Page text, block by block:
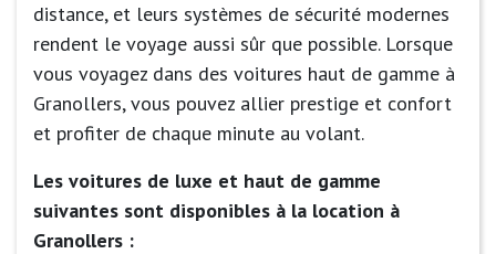
distance, et leurs systèmes de sécurité modernes
rendent le voyage aussi sûr que possible. Lorsque
vous voyagez dans des voitures haut de gamme à
Granollers, vous pouvez allier prestige et confort
et profiter de chaque minute au volant.
Les voitures de luxe et haut de gamme
suivantes sont disponibles à la location à
Granollers :